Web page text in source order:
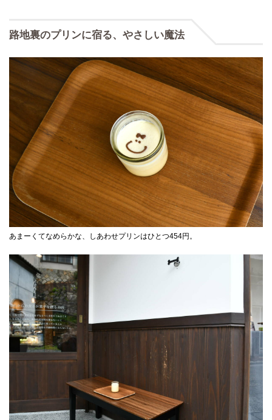
路地裏のプリンに宿る、やさしい魔法
あまーくてなめらかな、しあわせプリンはひとつ454円。